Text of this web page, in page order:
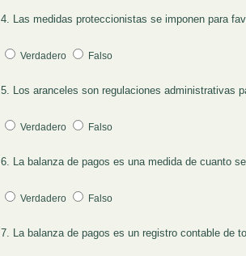
Pregunta 4
4. Las medidas proteccionistas se imponen para
Verdadero Falso
Pregunta 5
5. Los aranceles son regulaciones administrativas
Verdadero Falso
Pregunta 6
6. La balanza de pagos es una medida de cuanto
Verdadero Falso
Pregunta 7
7. La balanza de pagos es un registro contable de